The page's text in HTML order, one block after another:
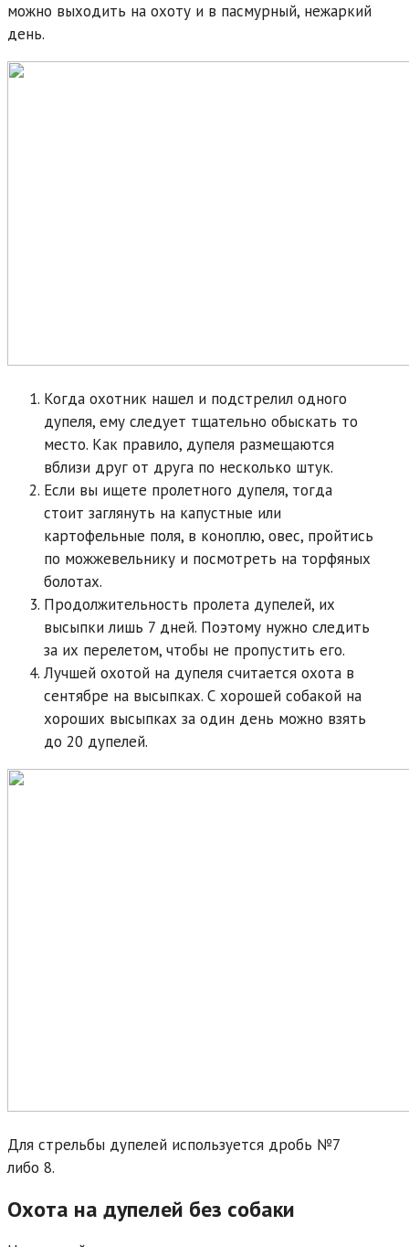
можно выходить на охоту и в пасмурный, нежаркий
день.
Когда охотник нашел и подстрелил одного
дупеля, ему следует тщательно обыскать то
место. Как правило, дупеля размещаются
вблизи друг от друга по несколько штук.
Если вы ищете пролетного дупеля, тогда
стоит заглянуть на капустные или
картофельные поля, в коноплю, овес, пройтись
по можжевельнику и посмотреть на торфяных
болотах.
Продолжительность пролета дупелей, их
высыпки лишь 7 дней. Поэтому нужно следить
за их перелетом, чтобы не пропустить его.
Лучшей охотой на дупеля считается охота в
сентябре на высыпках. С хорошей собакой на
хороших высыпках за один день можно взять
до 20 дупелей.
Для стрельбы дупелей используется дробь №7
либо 8.
Охота на дупелей без собаки